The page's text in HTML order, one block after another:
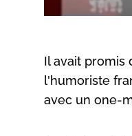
Il avait promis
l'humoriste
avec un one-